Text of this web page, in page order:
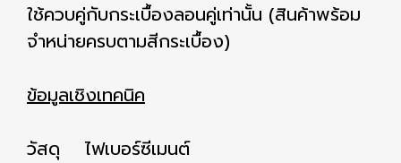
ใช้ควบคู่กับกระเบื้องลอนคู่เท่านั้น (สินค้าพร้อม
จำหน่ายครบตามสีกระเบื้อง)
ข้อมูลเชิงเทคนิค
วัสดุ ไฟเบอร์ซีเมนต์